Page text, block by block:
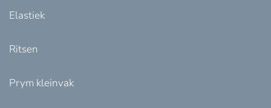
Elastiek
Ritsen
Prym kleinvak